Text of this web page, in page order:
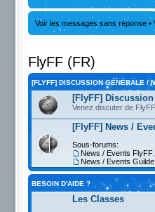
Voir les messages sans réponse •
FlyFF (FR)
[FLYFF] DISCUSSION GÉNÉRALE /
[FlyFF]
Venez discuter de FlyFF
[FlyFF] News /
Sous-forums:
News / Events FlyFF
News / Events Guilde
BESOIN D'AIDE ?
Les Classes